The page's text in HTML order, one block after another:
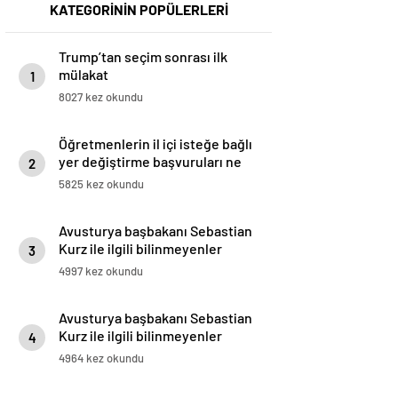
KATEGORİNİN POPÜLERLERİ
1
Trump’tan seçim sonrası ilk
mülakat
8027 kez okundu
2
Öğretmenlerin il içi isteğe bağlı
yer değiştirme başvuruları ne
zaman?
5825 kez okundu
3
Avusturya başbakanı Sebastian
Kurz ile ilgili bilinmeyenler
4997 kez okundu
4
Avusturya başbakanı Sebastian
Kurz ile ilgili bilinmeyenler
4964 kez okundu